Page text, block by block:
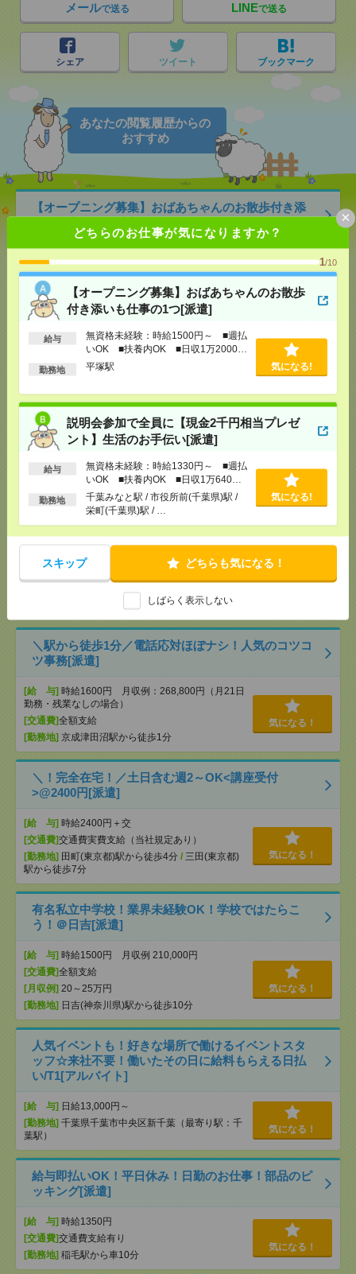
どちらのお仕事が気になりますか？
1/10
【オープニング募集】おばあちゃんのお散歩
付き添いも仕事の1つ[派遣]
給与
無資格未経験：時給1500円～ ■週払
いOK ■扶養内OK ■日収1万2000円
以上
勤務地 平塚駅 気になる!
説明会参加で全員に【現金2千円相当プレゼ
ント】生活のお手伝い[派遣]
給与
無資格未経験：時給1330円～ ■週払
いOK ■扶養内OK ■日収1万640円
以上
勤務地
千葉みなと駅 / 市役所前(千葉県)駅 /
栄町(千葉県)駅 / …
気になる!
スキップ どちらも気になる！
しばらく表示しない
×
メールで送る LINEで送る
シェア ツイート ブックマーク
あなたの閲覧履歴からの
おすすめ
【オープニング募集】おばあちゃんのお散歩付き添
OK ■扶養内OK ■日収1万2000円以上
[交通費]
[勤務地]
平塚駅
気になる！
説明会参加で全員に【現金2千円相当プレゼント】生
活のお手伝い[派遣]
OK ■扶養内OK ■日収1万640円以上
[交通費]
交通費全額支給
[勤務地]
千葉みなと駅/ 市役所前(千葉県)駅/
栄町
(千葉県)駅/…
気になる！
入浴ナシ＊夜勤でゆったり見守りだけ＊週1日～無理
なく働ける[派遣]
収例25.9万円～（夜勤月8回勤務の場合）
[交通費]交通費全額支給 ■ガソリン代も全額支給
（規定あり） ■無料駐車場もご相談ください
元住吉駅/新丸子駅/…
＼駅から徒歩1分／電話応対ほぼナシ！人気のコツコ
ツ事務[派遣]
[給 与] 時給1600円 月収例：268,800円（月21日
勤務・残業なしの場合）
[交通費]全額支給
[勤務地] 京成津田沼駅から徒歩1分
気になる！
＼！完全在宅！／土日含む週2～OK<講座受付
>@2400円[派遣]
[給 与] 時給2400円＋交
[交通費]交通費実費支給（当社規定あり）
[勤務地] 田町(東京都)駅から徒歩4分 / 三田(東京都)
駅から徒歩7分
気になる！
有名私立中学校！業界未経験OK！学校ではたらこ
う！＠日吉[派遣]
[給 与] 時給1500円 月収例 210,000円
[交通費]全額支給
[月収例] 20～25万円
[勤務地] 日吉(神奈川県)駅から徒歩10分
気になる！
人気イベントも！好きな場所で働けるイベントスタ
ッフ☆来社不要！働いたその日に給料もらえる日払
い/T1[アルバイト]
[給 与] 日給13,000円～
[勤務地] 千葉県千葉市中央区新千葉（最寄り駅：千
葉駅）
気になる！
給与即払いOK！平日休み！日勤のお仕事！部品のピ
ッキング[派遣]
[給 与] 時給1350円
[交通費]交通費支給有り
[勤務地] 稲毛駅から車10分
気になる！